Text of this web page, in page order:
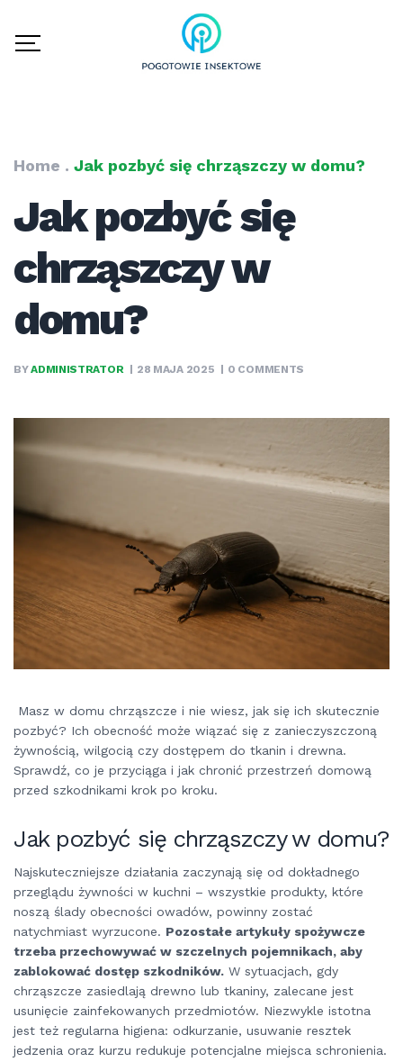
Home . Jak pozbyć się chrząszczy w domu?
Jak pozbyć się
chrząszczy w
domu?
BYADMINISTRATOR 28 MAJA 2025 0 COMMENTS
Masz w domu chrząszcze i nie wiesz, jak się ich skutecznie
pozbyć? Ich obecność może wiązać się z zanieczyszczoną
żywnością, wilgocią czy dostępem do tkanin i drewna.
Sprawdź, co je przyciąga i jak chronić przestrzeń domową
przed szkodnikami krok po kroku.
Jak pozbyć się chrząszczy w domu?
Najskuteczniejsze działania zaczynają się od dokładnego
przeglądu żywności w kuchni – wszystkie produkty, które
noszą ślady obecności owadów, powinny zostać
natychmiast wyrzucone. Pozostałe artykuły spożywcze
trzeba przechowywać w szczelnych pojemnikach, aby
zablokować dostęp szkodników. W sytuacjach, gdy
chrząszcze zasiedlają drewno lub tkaniny, zalecane jest
usunięcie zainfekowanych przedmiotów. Niezwykle istotna
jest też regularna higiena: odkurzanie, usuwanie resztek
jedzenia oraz kurzu redukuje potencjalne miejsca schronienia.